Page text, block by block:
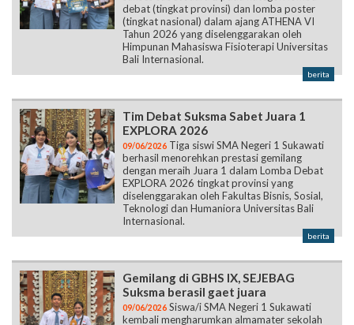
debat (tingkat provinsi) dan lomba poster
(tingkat nasional) dalam ajang ATHENA VI
Tahun 2026 yang diselenggarakan oleh
Himpunan Mahasiswa Fisioterapi Universitas
Bali Internasional.
berita
Tim Debat Suksma Sabet Juara 1
EXPLORA 2026
09/06/2026 Tiga siswi SMA Negeri 1 Sukawati
berhasil menorehkan prestasi gemilang
dengan meraih Juara 1 dalam Lomba Debat
EXPLORA 2026 tingkat provinsi yang
diselenggarakan oleh Fakultas Bisnis, Sosial,
Teknologi dan Humaniora Universitas Bali
Internasional.
berita
Gemilang di GBHS IX, SEJEBAG
Suksma berasil gaet juara
09/06/2026 Siswa/i SMA Negeri 1 Sukawati
kembali mengharumkan almamater sekolah